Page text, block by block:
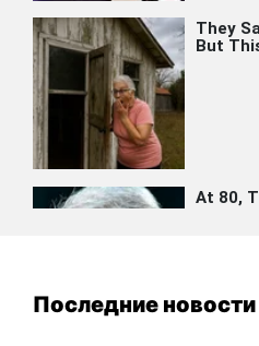
Последние новости